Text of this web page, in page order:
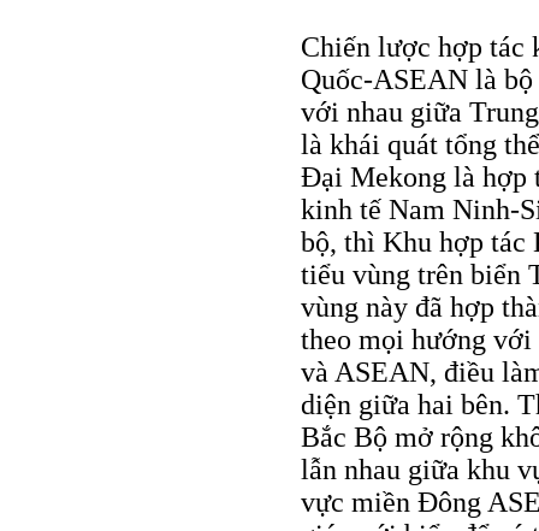
Chiến lược hợp tác
Quốc-ASEAN là
với nhau giữa
là khái quát tổng
Đại Mekong là hợp
kinh tế Nam Ninh-
bộ, thì Khu hợp tác
tiểu vùng trên biển
vùng này đã hợp
theo mọi hướng với
và ASEAN, điều
diện giữa hai bên.
Bắc Bộ mở rộng
lẫn nhau giữa khu
vực miền Đông